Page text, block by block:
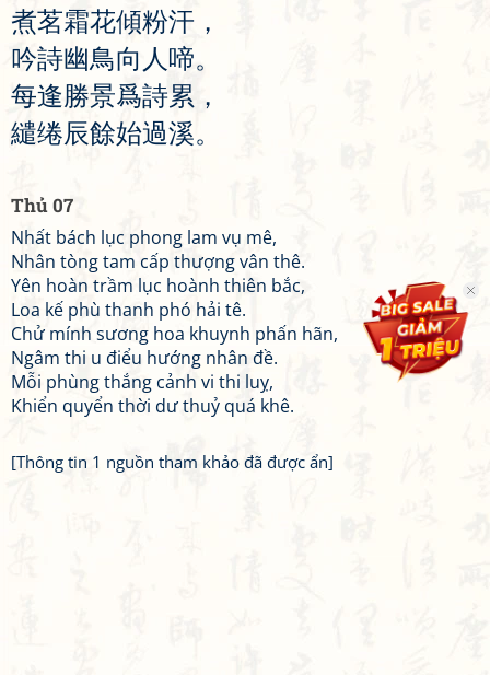
煮茗霜花傾粉汗 ，
吟詩幽鳥向 人 啼。
每逢勝景爲詩累 ，
繾绻辰餘始過溪。
Thủ 07
Nhất bách lục phong lam vụ mê,
Nhân tòng tam cấp thượng vân thê.
Yên hoàn trầm lục hoành thiên bắc,
Loa kế phù thanh phó hải tê.
Chử mính sương hoa khuynh phấn hãn,
Ngâm thi u điểu hướng nhân đề.
Mỗi phùng thắng cảnh vi thi luỵ,
Khiển quyển thời dư thuỷ quá khê.
[Thông tin 1 nguồn tham khảo đã được ẩn]